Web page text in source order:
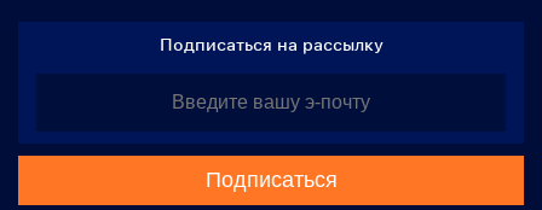
Подписаться на рассылку
Подписаться